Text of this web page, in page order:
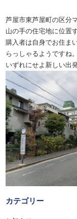
芦屋市東芦屋町の区分
山の手の住宅地に位置
購入者は自身でお住ま
らっしゃるようですね。
いずれにせよ新しい出
カテゴリー